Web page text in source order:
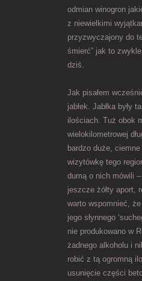
odmian winogron
z niewielkimi
przyzwyczajony do
śmierć” jak to
dziś.
Jak pisałem
jabłek. Jabłka były
ilościach. Tuż obok
wielokilometrowej
bardzo duże,
wizytówkę tego
dumą o nich mówili
jeszcze żółty aport,
warto wspomnieć,
jego słynnego
nie produkowano w
żadnego alkoholu i
robić z tą ogromną
usunięcie części